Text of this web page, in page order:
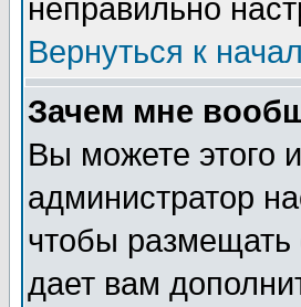
неправильно
Вернуться к
Зачем мне
Вы можете этого
администратор
чтобы размещать
дает вам